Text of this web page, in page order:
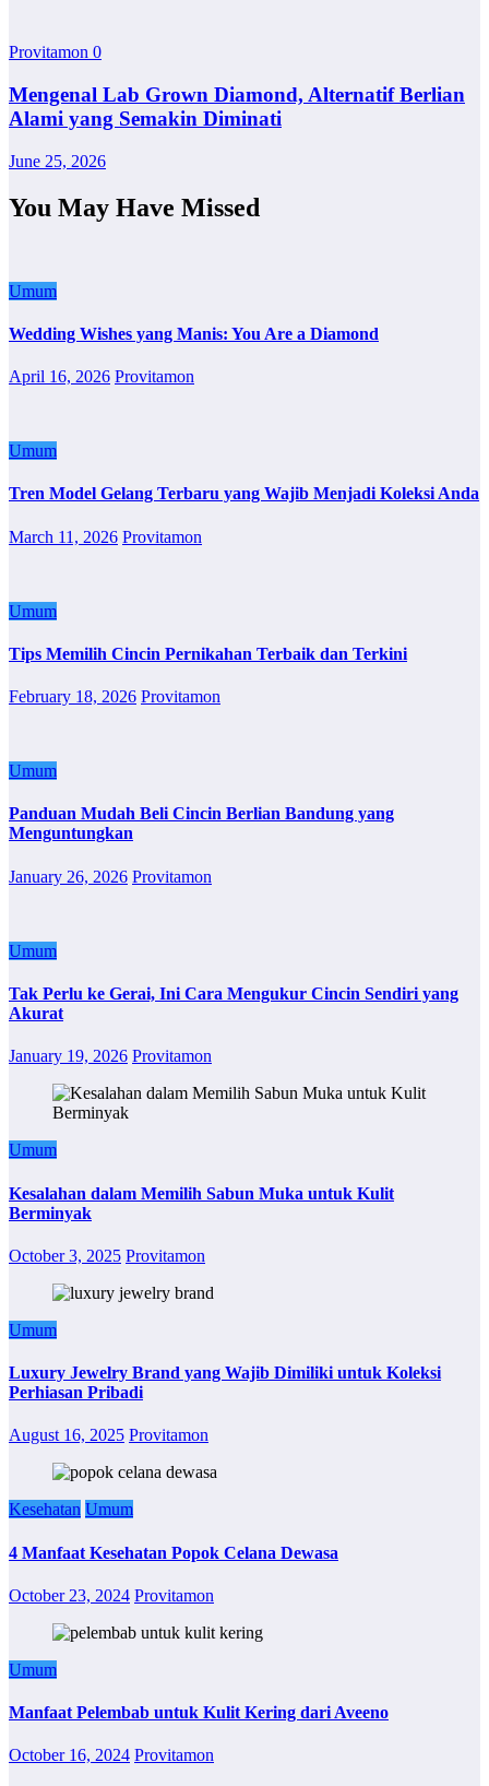
Provitamon 0
Mengenal Lab Grown Diamond, Alternatif Berlian
Alami yang Semakin Diminati
June 25, 2026
You May Have Missed
Umum
Wedding Wishes yang Manis: You Are a Diamond
April 16, 2026 Provitamon
Umum
Tren Model Gelang Terbaru yang Wajib Menjadi Koleksi Anda
March 11, 2026 Provitamon
Umum
Tips Memilih Cincin Pernikahan Terbaik dan Terkini
February 18, 2026 Provitamon
Umum
Panduan Mudah Beli Cincin Berlian Bandung yang
Menguntungkan
January 26, 2026 Provitamon
Umum
Tak Perlu ke Gerai, Ini Cara Mengukur Cincin Sendiri yang
Akurat
January 19, 2026 Provitamon
Umum
Kesalahan dalam Memilih Sabun Muka untuk Kulit
Berminyak
October 3, 2025 Provitamon
Umum
Luxury Jewelry Brand yang Wajib Dimiliki untuk Koleksi
Perhiasan Pribadi
August 16, 2025 Provitamon
Kesehatan Umum
4 Manfaat Kesehatan Popok Celana Dewasa
October 23, 2024 Provitamon
Umum
Manfaat Pelembab untuk Kulit Kering dari Aveeno
October 16, 2024 Provitamon